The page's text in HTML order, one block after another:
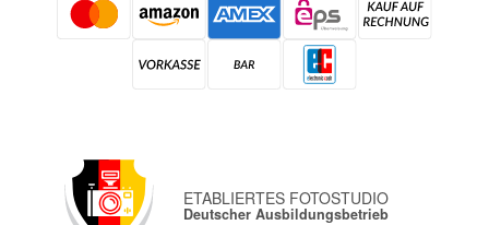
ETABLIERTES FOTOSTUDIO
Deutscher Ausbildungsbetrieb